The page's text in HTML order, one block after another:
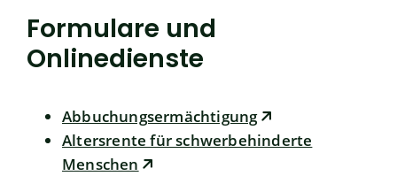
Formulare und
Onlinedienste
Abbuchungsermächtigung
Altersrente für schwerbehinderte
Menschen